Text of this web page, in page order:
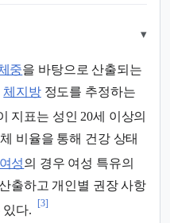
▾
중을 바탕으로 산출되는
체지방정도를 추정하는
지표는 성인 20세 이상의
비율을 통해 건강 상태
여성의 경우 여성 특유의
출하고 개인별 권장 사항
있다.
[3]